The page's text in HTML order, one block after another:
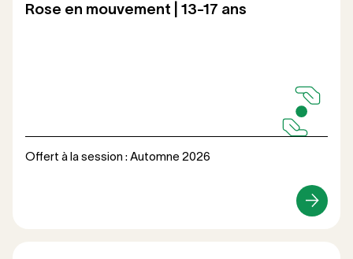
Rose en mouvement | 13-17 ans
Offert à la session : Automne 2026
Loisirs